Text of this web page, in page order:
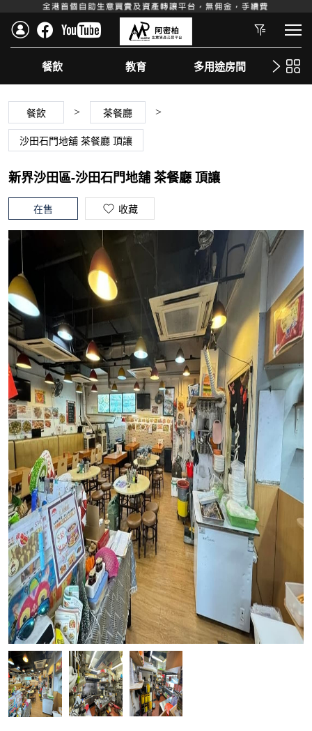
餐飲 教育 多用途房間 美
餐飲 > 茶餐廳 >
沙田石門地舖 茶餐廳 頂讓
新界沙田區-沙田石門地舖 茶餐廳 頂讓
在售 收藏